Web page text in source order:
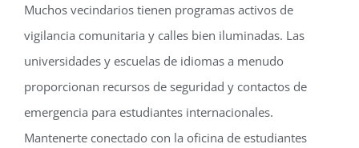
Muchos vecindarios tienen programas activos de
vigilancia comunitaria y calles bien iluminadas. Las
universidades y escuelas de idiomas a menudo
proporcionan recursos de seguridad y contactos de
emergencia para estudiantes internacionales.
Mantenerte conectado con la oficina de estudiantes